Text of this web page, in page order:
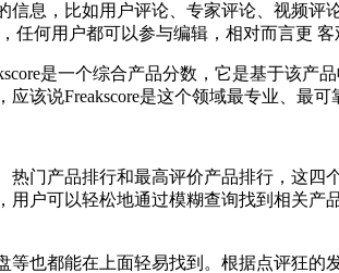
息，比如用户评论、专家评论、视频
任何用户都可以参与编辑，相对而言更 客
是一个综合产品分数，它是基于该
该说Freakscore是这个领域最专业、最可
门产品排行和最高评价产品排行，这
用户可以轻松地通过模糊查询找到相关产
也都能在上面轻易找到。根据点评狂